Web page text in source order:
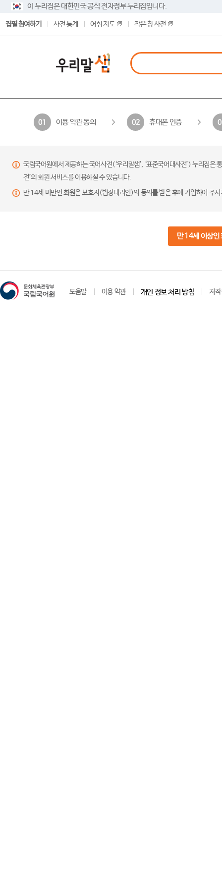
이 누리집은 대한민국 공식 전자정부 누리집입니다.
집필 참여하기 사전 통계 어휘 지도 작은 창 사전
01 이용 약관 동의 02 휴대폰 인증
국립국어원에서 제공하는 국어사전(‘우리말샘’, ‘표준국어대사전’) 누리집
전’의 회원 서비스를 이용하실 수 있습니다.
만 14세 미만인 회원은 보호자(법정대리인)의 동의를 받은 후에 가입하여 주
만 14세 이상인
도움말 이용 약관 개인 정보 처리 방침 저